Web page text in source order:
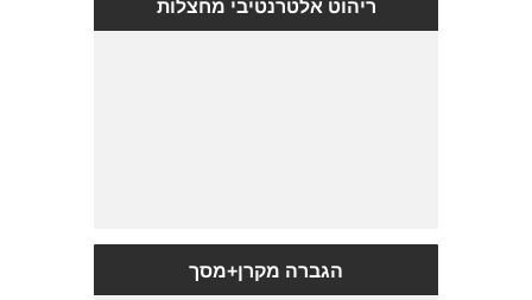
ריהוט אלטרנטיבי מחצלות
הגברה מקרן+מסך